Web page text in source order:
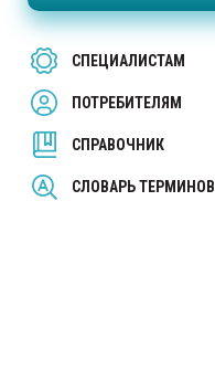
СПЕЦИАЛИСТАМ
ПОТРЕБИТЕЛЯМ
СПРАВОЧНИК
СЛОВАРЬ ТЕРМИНОВ